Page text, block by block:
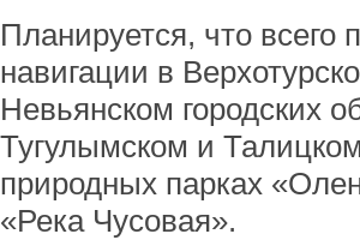
Планируется, что всего
навигации в
Невьянском городских
Тугулымском и
природных парках
«Река Чусовая».